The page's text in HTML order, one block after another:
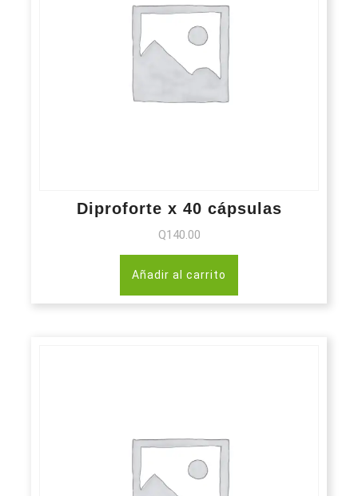
Diproforte x 40 cápsulas
Q140.00
Añadir al carrito